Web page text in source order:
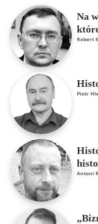
Na
Robert
Piotr
Antoni